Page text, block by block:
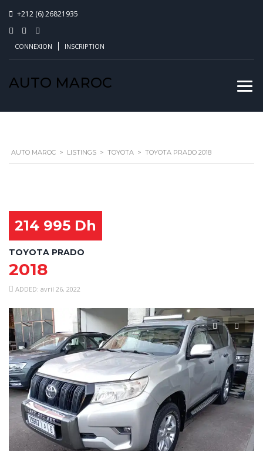
+212 (6) 26821935
CONNEXION INSCRIPTION
AUTO MAROC
AUTO MAROC > LISTINGS > TOYOTA > TOYOTA PRADO 2018
214 995 Dh
TOYOTA PRADO
2018
ADDED: avril 26, 2022